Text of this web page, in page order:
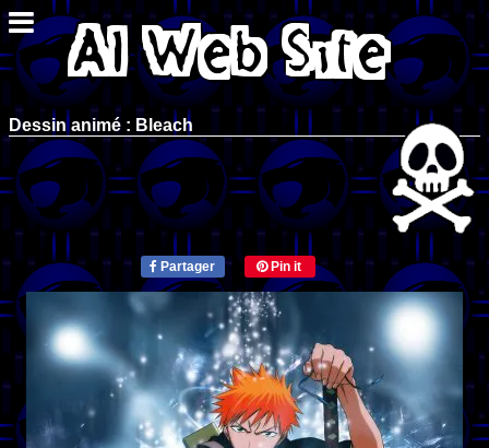
Dessin animé : Bleach
Partager Pin it